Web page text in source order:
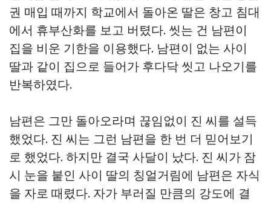
권 매입 때까지 학교에서 돌아온 딸은 창고 침대
에서 휴부산화를 보고 버텼다. 씻는 건 남편이
집을 비운 기한을 이용했다. 남편이 없는 사이
딸과 같이 집으로 들어가 후다닥 씻고 나오기를
반복하였다.
남편은 그만 돌아오라며 끊임없이 진 씨를 설득
했었다. 진 씨는 그런 남편을 한 번 더 믿어보기
로 했었다. 하지만 결국 사달이 났다. 진 씨가 잠
시 눈을 붙인 사이 딸의 칭얼거림에 남편은 자식
을 자로 때렸다. 자가 부러질 만큼의 강도에 결